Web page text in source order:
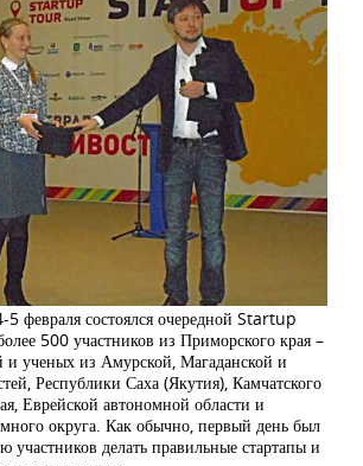
5 февраля состоялся очередной Startup
500 участников из Приморского края –
и ученых из Амурской, Магаданской и
Республики Саха (Якутия), Камчатского
Еврейской автономной области и
округа. Как обычно, первый день был
участников делать правильные стартапы и